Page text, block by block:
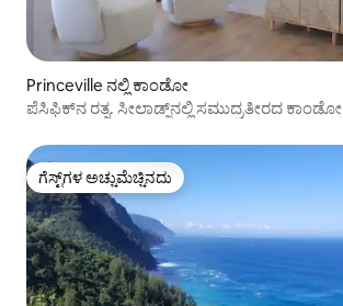
Princeville ನಲ್ಲಿ ಕಾಂಡೋ
ಪೆಸಿಫಿಕ್‌ನ ರತ್ನ. ಸೀಲಾಡ್ಜ್‌ನಲ್ಲಿ ಸಮುದ್ರತೀರದ ಕಾಂಡೋ
ಗೆಸ್ಟ್‌ಗಳ ಅಚ್ಚುಮೆಚ್ಚಿನದು
ಗೆಸ್ಟ್‌ಗಳ ಅಚ್ಚುಮೆಚ್ಚಿನದು